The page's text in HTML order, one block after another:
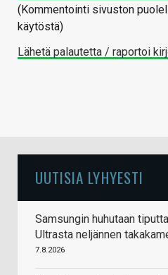
(Kommentointi sivuston
käytöstä)
Lähetä palautetta / raportoi
UUTISIA LYHYESTI
Samsungin huhutaan
Ultrasta neljännen
7.8.2026